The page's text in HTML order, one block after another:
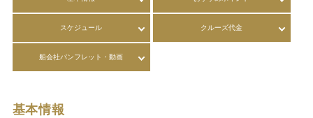
スケジュール クルーズ代金
船会社パンフレット・動画
基本情報